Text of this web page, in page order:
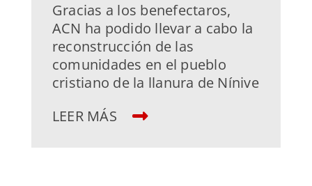
Gracias a los benefectaros,
ACN ha podido llevar a cabo la
reconstrucción de las
comunidades en el pueblo
cristiano de la llanura de Nínive
LEER MÁS